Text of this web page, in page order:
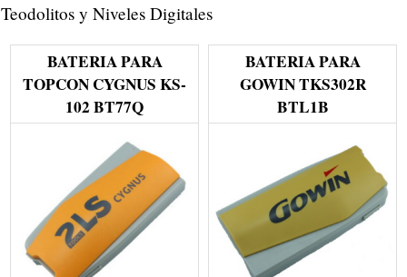
Teodolitos y Niveles Digitales
BATERIA PARA
TOPCON CYGNUS KS-
102 BT77Q
BATERIA PARA
GOWIN TKS302R
BTL1B